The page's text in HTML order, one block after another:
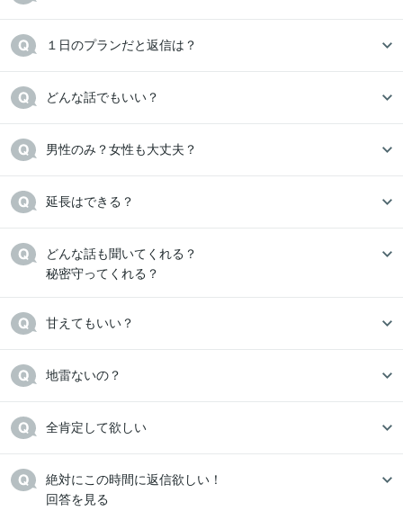
どんな話も聞いてくれる？
絶対にこの時間に返信欲しい！